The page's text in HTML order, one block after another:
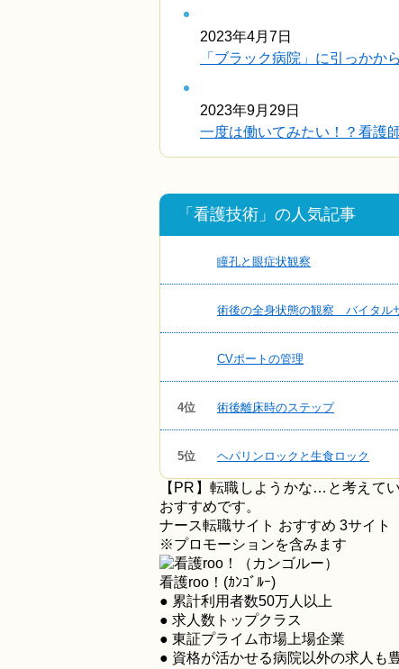
2023年4月7日
「ブラック病院」に引っかか
2023年9月29日
一度は働いてみたい！？看護
「看護技術」の人気記事
瞳孔と眼症状観察
術後の全身状態の観察 バイタル
CVポートの管理
4位 術後離床時のステップ
5位 ヘパリンロックと生食ロック
【PR】転職しようかな…と考えて
おすすめです。
ナース転職サイト おすすめ 3サイト
※プロモーションを含みます
看護roo！(ｶﾝｺﾞﾙｰ)
● 累計利用者数50万人以上
● 求人数トップクラス
● 東証プライム市場上場企業
● 資格が活かせる病院以外の求人も